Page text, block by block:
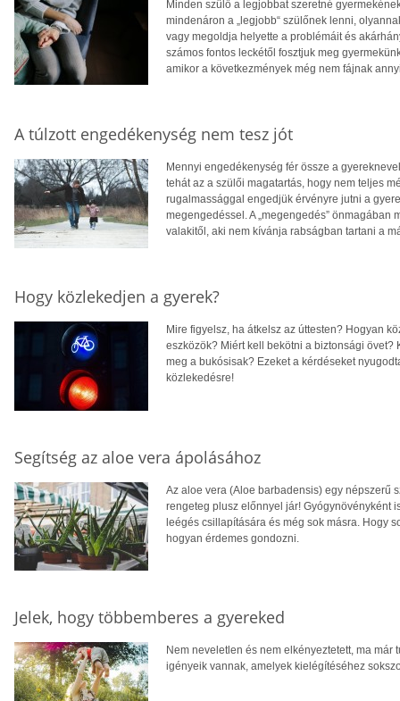
Minden szülő a legjobbat szeretné
mindenáron a „legjobb“ szülőnek lenni,
vagy megoldja helyette a problémáit és
számos fontos leckétől fosztjuk meg
amikor a következmények még nem fájnak
A túlzott engedékenység nem tesz jót
Mennyi engedékenység fér össze a
tehát az a szülői magatartás, hogy nem teljes
rugalmassággal engedjük érvényre jutni a
megengedéssel. A „megengedés”
valakitől, aki nem kívánja rabságban tartani a
Hogy közlekedjen a gyerek?
Mire figyelsz, ha átkelsz az úttesten? Hogyan
eszközök? Miért kell bekötni a biztonsági
meg a bukósisak? Ezeket a kérdéseket
közlekedésre!
Segítség az aloe vera ápolásához
Az aloe vera (Aloe barbadensis) egy népszerű
rengeteg plusz előnnyel jár! Gyógynövényként
leégés csillapítására és még sok másra. Hogy
hogyan érdemes gondozni.
Jelek, hogy többemberes a gyereked
Nem neveletlen és nem elkényeztetett, ma
igényeik vannak, amelyek kielégítéséhez